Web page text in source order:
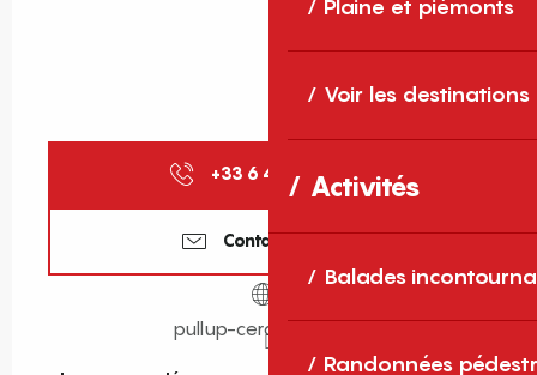
Plaine et piémonts
Voir les destinations
Activités
Balades
Randonnées
+33 6 48 30 04 ▒▒
Contactez-nous
pullup-cerdanya.com